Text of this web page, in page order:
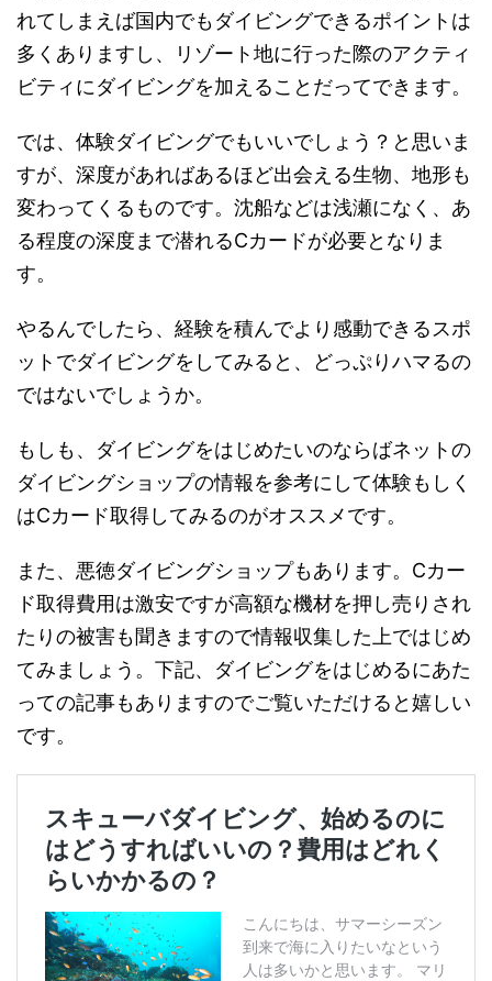
れてしまえば国内でもダイビングできるポイントは
多くありますし、リゾート地に行った際のアクティ
ビティにダイビングを加えることだってできます。
では、体験ダイビングでもいいでしょう？と思いま
すが、深度があればあるほど出会える生物、地形も
変わってくるものです。沈船などは浅瀬になく、あ
る程度の深度まで潜れるCカードが必要となりま
す。
やるんでしたら、経験を積んでより感動できるスポ
ットでダイビングをしてみると、どっぷりハマるの
ではないでしょうか。
もしも、ダイビングをはじめたいのならばネットの
ダイビングショップの情報を参考にして体験もしく
はCカード取得してみるのがオススメです。
また、悪徳ダイビングショップもあります。Cカー
ド取得費用は激安ですが高額な機材を押し売りされ
たりの被害も聞きますので情報収集した上ではじめ
てみましょう。下記、ダイビングをはじめるにあた
っての記事もありますのでご覧いただけると嬉しい
です。